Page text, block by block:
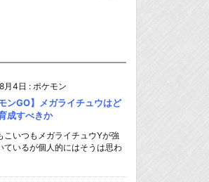
月4日 : ポケモン
モンGO】メガライチュウはど
成すべきか
こいつもメガライチュウYが強
ているが個人的にはそうは思わ